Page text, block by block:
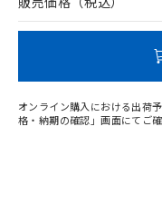
オンライン購入における出荷
格・納期の確認」画面にてご確